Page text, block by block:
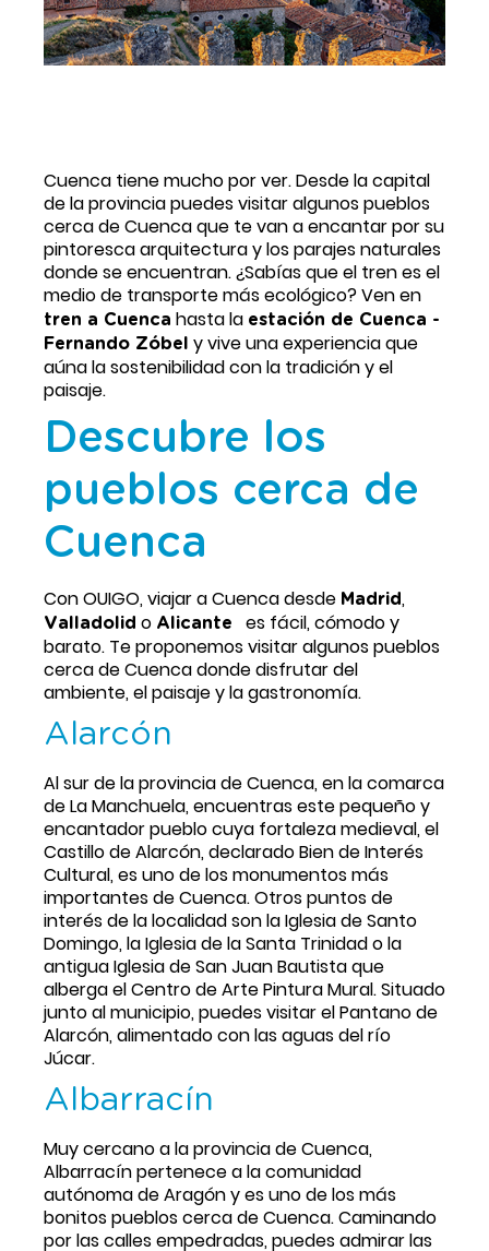
Cuenca tiene mucho por ver. Desde la capital
de la provincia puedes visitar algunos pueblos
cerca de Cuenca que te van a encantar por su
pintoresca arquitectura y los parajes naturales
donde se encuentran. ¿Sabías que el tren es el
tren a Cuenca hasta la estación de Cuenca -
Fernando Zóbel
y vive una experiencia que
aúna la sostenibilidad con la tradición y el
paisaje.
Descubre los
pueblos cerca de
Cuenca
Con OUIGO, viajar a Cuenca desde Madrid
Valladolid o Alicante
es fácil, cómodo y
barato. Te proponemos visitar algunos pueblos
cerca de Cuenca donde disfrutar del
ambiente, el paisaje y la gastronomía.
Alarcón
Al sur de la provincia de Cuenca, en la comarca
de La Manchuela, encuentras este pequeño y
encantador pueblo cuya fortaleza medieval, el
Castillo de Alarcón, declarado Bien de Interés
Cultural, es uno de los monumentos más
importantes de Cuenca. Otros puntos de
interés de la localidad son la Iglesia de Santo
Domingo, la Iglesia de la Santa Trinidad o la
antigua Iglesia de San Juan Bautista que
alberga el Centro de Arte Pintura Mural. Situado
junto al municipio, puedes visitar el Pantano de
Alarcón, alimentado con las aguas del río
Júcar.
Albarracín
Muy cercano a la provincia de Cuenca,
Albarracín pertenece a la comunidad
autónoma de Aragón y es uno de los más
bonitos pueblos cerca de Cuenca. Caminando
por las calles empedradas, puedes admirar las